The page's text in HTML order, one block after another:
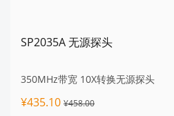
SP2035A 无源探头
350MHz带宽 10X转换无源探头
¥435.10 ¥458.00